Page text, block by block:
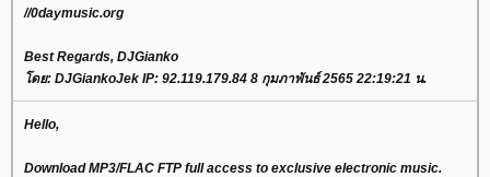
//0daymusic.org
Best Regards, DJGianko
โดย: DJGiankoJek IP: 92.119.179.84 8 กุมภาพันธ์ 2565 22:19:21 น.
Hello,
Download MP3/FLAC FTP full access to exclusive electronic music.